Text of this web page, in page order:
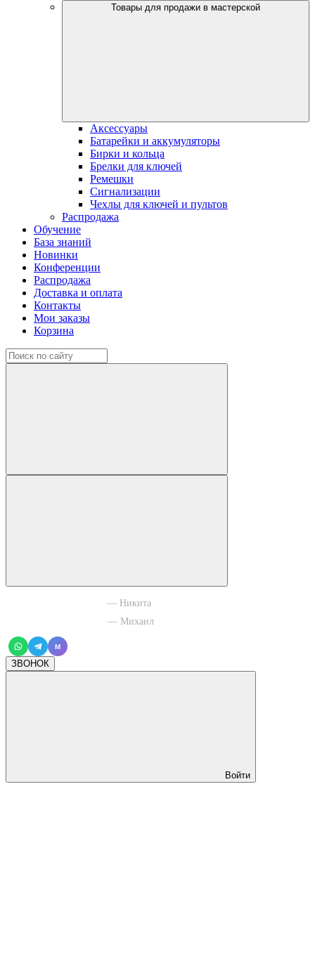
Товары для продажи в мастерской
Аксессуары
Батарейки и аккумуляторы
Бирки и кольца
Брелки для ключей
Ремешки
Сигнализации
Чехлы для ключей и пультов
Распродажа
Обучение
База знаний
Новинки
Конференции
Распродажа
Доставка и оплата
Контакты
Мои заказы
Корзина
— Никита
— Михаил
M
ЗВОНОК
Войти